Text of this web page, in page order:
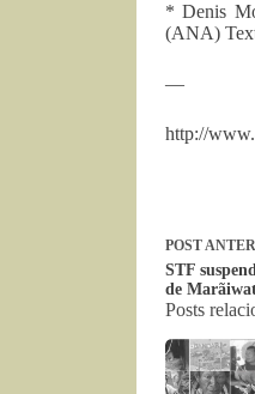
* Denis
(ANA)
—
http://
POST
STF
de
Posts